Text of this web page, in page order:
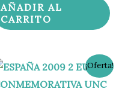
AÑADIR AL
CARRITO
¡Oferta!
El
precio
original
El
precio
actual